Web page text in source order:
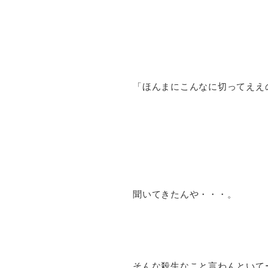
「ほんまにこんなに切ってえ
聞いてきたんや・・・。
そんな殺生なこと言わんといて